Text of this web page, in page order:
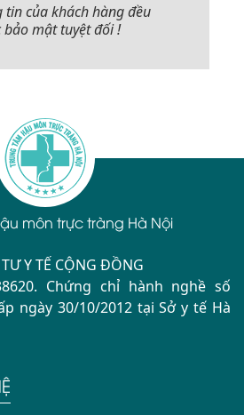
tin của khách hàng đều
bảo mật tuyệt đối !
môn trực tràng Hà Nội
Y TẾ CỘNG ĐỒNG
Chứng chỉ hành nghề số
ngày 30/10/2012 tại Sở y tế Hà